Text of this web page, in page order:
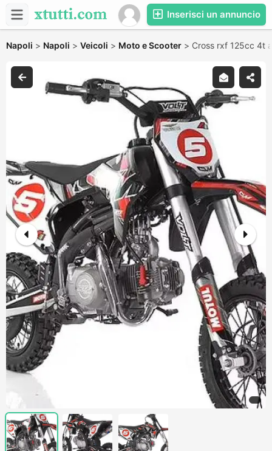
Inserisci un annuncio
Napoli > Napoli > Veicoli > Moto e Scooter > Cross rxf 125cc 4t